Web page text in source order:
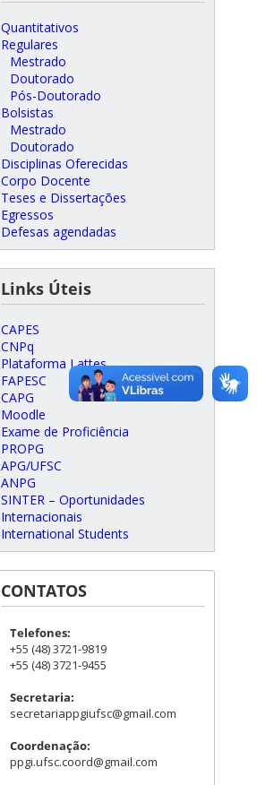
Quantitativos
Regulares
Mestrado
Doutorado
Pós-Doutorado
Bolsistas
Mestrado
Doutorado
Disciplinas Oferecidas
Corpo Docente
Teses e Dissertações
Egressos
Defesas agendadas
Links Úteis
CAPES
CNPq
Plataforma Lattes
FAPESC
CAPG
Moodle
Exame de Proficiência
PROPG
APG/UFSC
ANPG
SINTER – Oportunidades
Internacionais
International Students
CONTATOS
Telefones:
+55 (48) 3721-9819
+55 (48) 3721-9455
Secretaria:
secretariappgiufsc@gmail.com
Coordenação:
ppgi.ufsc.coord@gmail.com